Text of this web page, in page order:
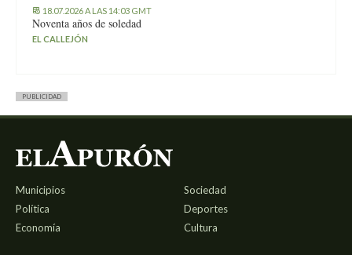
18.07.2026 A LAS 14:03 GMT
Noventa años de soledad
EL CALLEJÓN
PUBLICIDAD
Municipios
Política
Economía
Sociedad
Deportes
Cultura